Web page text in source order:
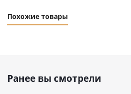
Похожие товары
Ранее вы смотрели